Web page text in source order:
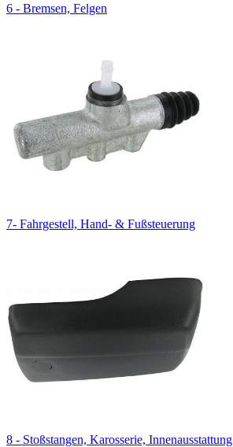
6 - Bremsen, Felgen
7- Fahrgestell, Hand- & Fußsteuerung
8 - Stoßstangen, Karosserie, Innenausstattung